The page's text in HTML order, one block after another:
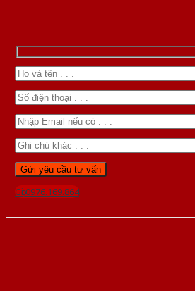
Gọi 0976.169.864